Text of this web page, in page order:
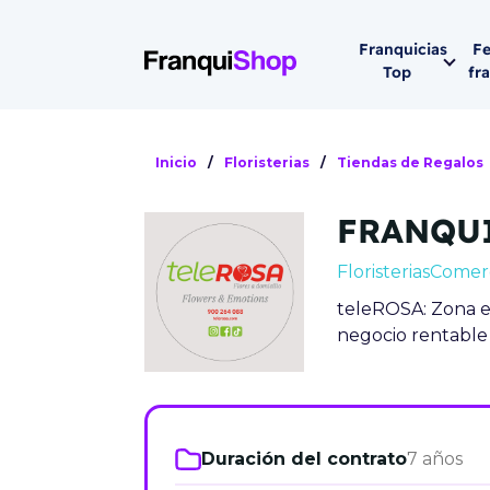
Franquicias
Top
Hostelería
Estética y
Vending08-
IFEMA -
España)
Lleva tu
Inicio / Floristerias / Tiendas de Regalos
Floristerias
teleROSA: Zona
negocio rentable
Duración del contrato7 años